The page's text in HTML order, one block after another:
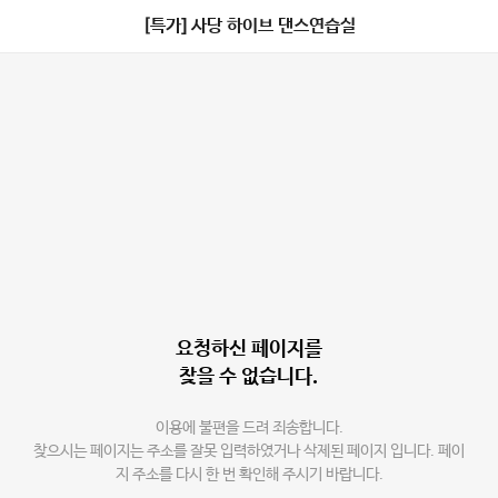
[특가] 사당 하이브 댄스연습실
요청하신 페이지를
찾을 수 없습니다.
이용에 불편을 드려 죄송합니다.
찾으시는 페이지는 주소를 잘못 입력하였거나 삭제된 페이지 입니다. 페이
지 주소를 다시 한 번 확인해 주시기 바랍니다.